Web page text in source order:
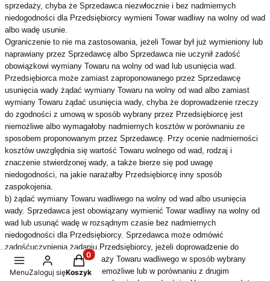
sprzedaży, chyba że Sprzedawca niezwłocznie i bez nadmiernych
niedogodności dla Przedsiębiorcy wymieni Towar wadliwy na wolny od wad
albo wadę usunie.
Ograniczenie to nie ma zastosowania, jeżeli Towar był już wymieniony lub
naprawiany przez Sprzedawcę albo Sprzedawca nie uczynił zadość
obowiązkowi wymiany Towaru na wolny od wad lub usunięcia wad.
Przedsiębiorca może zamiast zaproponowanego przez Sprzedawcę
usunięcia wady żądać wymiany Towaru na wolny od wad albo zamiast
wymiany Towaru żądać usunięcia wady, chyba że doprowadzenie rzeczy
do zgodności z umową w sposób wybrany przez Przedsiębiorcę jest
niemożliwe albo wymagałoby nadmiernych kosztów w porównaniu ze
sposobem proponowanym przez Sprzedawcę. Przy ocenie nadmierności
kosztów uwzględnia się wartość Towaru wolnego od wad, rodzaj i
znaczenie stwierdzonej wady, a także bierze się pod uwagę
niedogodności, na jakie narażałby Przedsiębiorcę inny sposób
zaspokojenia.
b) żądać wymiany Towaru wadliwego na wolny od wad albo usunięcia
wady. Sprzedawca jest obowiązany wymienić Towar wadliwy na wolny od
wad lub usunąć wadę w rozsądnym czasie bez nadmiernych
niedogodności dla Przedsiębiorcy. Sprzedawca może odmówić
zadośćuczynienia żądaniu Przedsiębiorcy, jeżeli doprowadzenie do
zgodności z Umową sprzedaży Towaru wadliwego w sposób wybrany
przez Przedsiębiorcę jest niemożliwe lub w porównaniu z drugim
MenuZaloguj się
Produkty w koszyku: 0. Zobacz szczegóły
Koszyk